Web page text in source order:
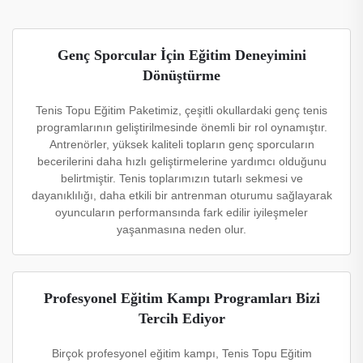
Genç Sporcular İçin Eğitim Deneyimini
Dönüştürme
Tenis Topu Eğitim Paketimiz, çeşitli okullardaki genç tenis
programlarının geliştirilmesinde önemli bir rol oynamıştır.
Antrenörler, yüksek kaliteli topların genç sporcuların
becerilerini daha hızlı geliştirmelerine yardımcı olduğunu
belirtmiştir. Tenis toplarımızın tutarlı sekmesi ve
dayanıklılığı, daha etkili bir antrenman oturumu sağlayarak
oyuncuların performansında fark edilir iyileşmeler
yaşanmasına neden olur.
Profesyonel Eğitim Kampı Programları Bizi
Tercih Ediyor
Birçok profesyonel eğitim kampı, Tenis Topu Eğitim